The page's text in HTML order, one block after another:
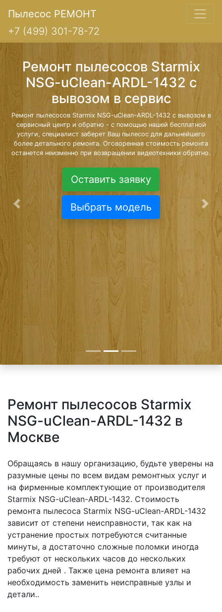
Пылесос РЕМОНТ
+7 (499) 301-78-72
Ремонт пылесосов Starmix
NSG-uClean-ARDL-1432 с
вывозом в сервис
Ремонт пылесосов Starmix NSG-uClean-ARDL-1432 с вывозом в
сервисный центр и обратно - с помощью нашей бесплатной
услуги, специалист заберет Ваш пылесос для дальнейшего
более детального ремонта. Оговоренная стоимость ремонта
останется неизменно при возвращении видеотехники обратно.
Оставить заявку
Выбрать модель
Предыдущая
Ремонт пылесосов Starmix
NSG-uClean-ARDL-1432 в
Москве
Обращаясь в нашу организацию, будьте уверены на
разумные цены по всем видам ремонтных услуг и
на фирменные комплектующие от производителя
Starmix NSG-uClean-ARDL-1432. Стоимость
ремонта пылесоса Starmix NSG-uClean-ARDL-1432
зависит от степени неисправности, так как на
устранение простых потребуются считанные
минуты, а достаточно сложные поломки иногда
требуют от нескольких часов до нескольких
рабочих дней . Также цена ремонта влияет на
необходимость заменить неисправные узлы и
детали..